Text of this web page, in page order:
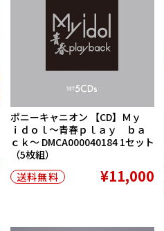
ポニーキャニオン 【CD】Ｍｙ
ｉｄｏｌ〜青春ｐｌａｙ ｂａ
ｃｋ〜 DMCA000040184 1セット
（5枚組）
送料無料
¥11,000